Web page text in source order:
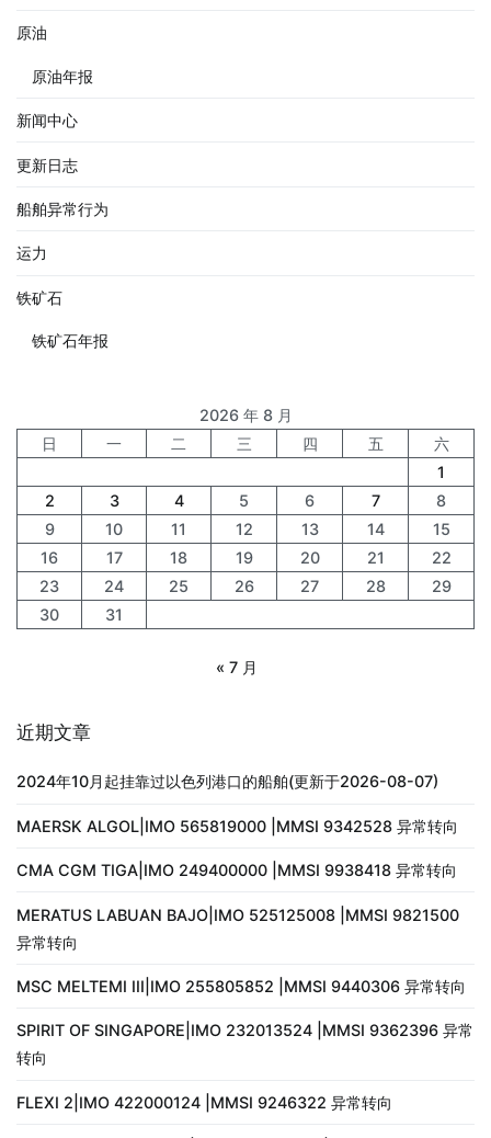
原油
原油年报
新闻中心
更新日志
船舶异常行为
运力
铁矿石
铁矿石年报
2026 年 8 月
日
一 二 三 四 五
六
1
2
3 4 5 6 7
8
9
10 11 12 13 14
15
16
17 18 19 20 21
22
23
24 25 26 27 28
29
30
31
« 7 月
近期文章
2024年10月起挂靠过以色列港口的船舶(更新于2026-08-07)
MAERSK ALGOL|IMO 565819000 |MMSI 9342528 异常转向
CMA CGM TIGA|IMO 249400000 |MMSI 9938418 异常转向
MERATUS LABUAN BAJO|IMO 525125008 |MMSI 9821500
异常转向
MSC MELTEMI III|IMO 255805852 |MMSI 9440306 异常转向
SPIRIT OF SINGAPORE|IMO 232013524 |MMSI 9362396 异常
转向
FLEXI 2|IMO 422000124 |MMSI 9246322 异常转向